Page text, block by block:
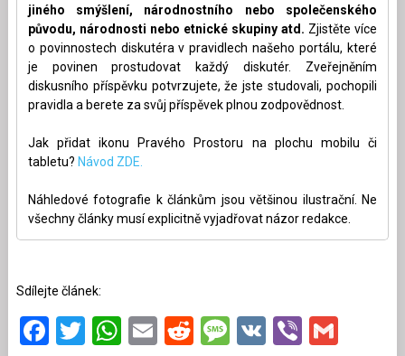
jiného smýšlení, národnostního nebo společenského
původu, národnosti nebo etnické skupiny atd. Zjistěte více
o povinnostech diskutéra v pravidlech našeho portálu, které
je povinen prostudovat každý diskutér. Zveřejněním
diskusního příspěvku potvrzujete, že jste studovali, pochopili
pravidla a berete za svůj příspěvek plnou zodpovědnost.
Jak přidat ikonu Pravého Prostoru na plochu mobilu či
tabletu? Návod ZDE.
Náhledové fotografie k článkům jsou většinou ilustrační. Ne
všechny články musí explicitně vyjadřovat názor redakce.
Sdílejte článek:
Facebook
Twitter
WhatsApp
EmailRedditMessage
VKViber